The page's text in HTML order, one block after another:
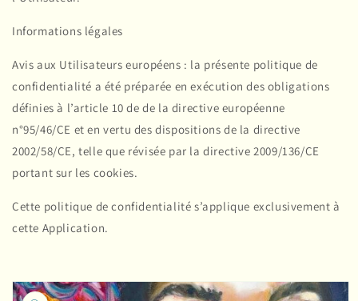
Informations légales
Avis aux Utilisateurs européens : la présente politique de
confidentialité a été préparée en exécution des obligations
définies à l’article 10 de de la directive européenne
n°95/46/CE et en vertu des dispositions de la directive
2002/58/CE, telle que révisée par la directive 2009/136/CE
portant sur les cookies.
Cette politique de confidentialité s’applique exclusivement à
cette Application.
Passer aux
informations